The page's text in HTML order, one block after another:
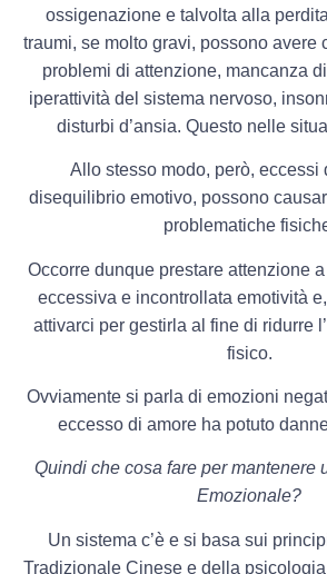
ossigenazione e talvolta alla
traumi, se molto gravi, possono avere
problemi di attenzione, mancanza
iperattività del sistema nervoso,
disturbi d’ansia. Questo nelle
Allo stesso modo, però, eccessi
disequilibrio emotivo, possono
problematiche
Occorre dunque prestare attenzione
eccessiva e incontrollata emotività
attivarci per gestirla al fine di ridurre
fisico.
Ovviamente si parla di emozioni
eccesso di amore ha potuto
Quindi che cosa fare per mantenere
Emozionale?
Un sistema c’è e si basa sui
Tradizionale Cinese e della